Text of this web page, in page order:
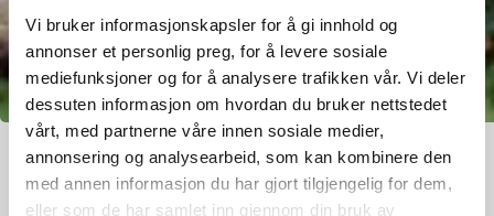
Vi bruker informasjonskapsler for å gi innhold og
annonser et personlig preg, for å levere sosiale
mediefunksjoner og for å analysere trafikken vår. Vi deler
dessuten informasjon om hvordan du bruker nettstedet
vårt, med partnerne våre innen sosiale medier,
annonsering og analysearbeid, som kan kombinere den
med annen informasjon du har gjort tilgjengelig for dem,
eller som de har samlet inn gjennom din bruk av